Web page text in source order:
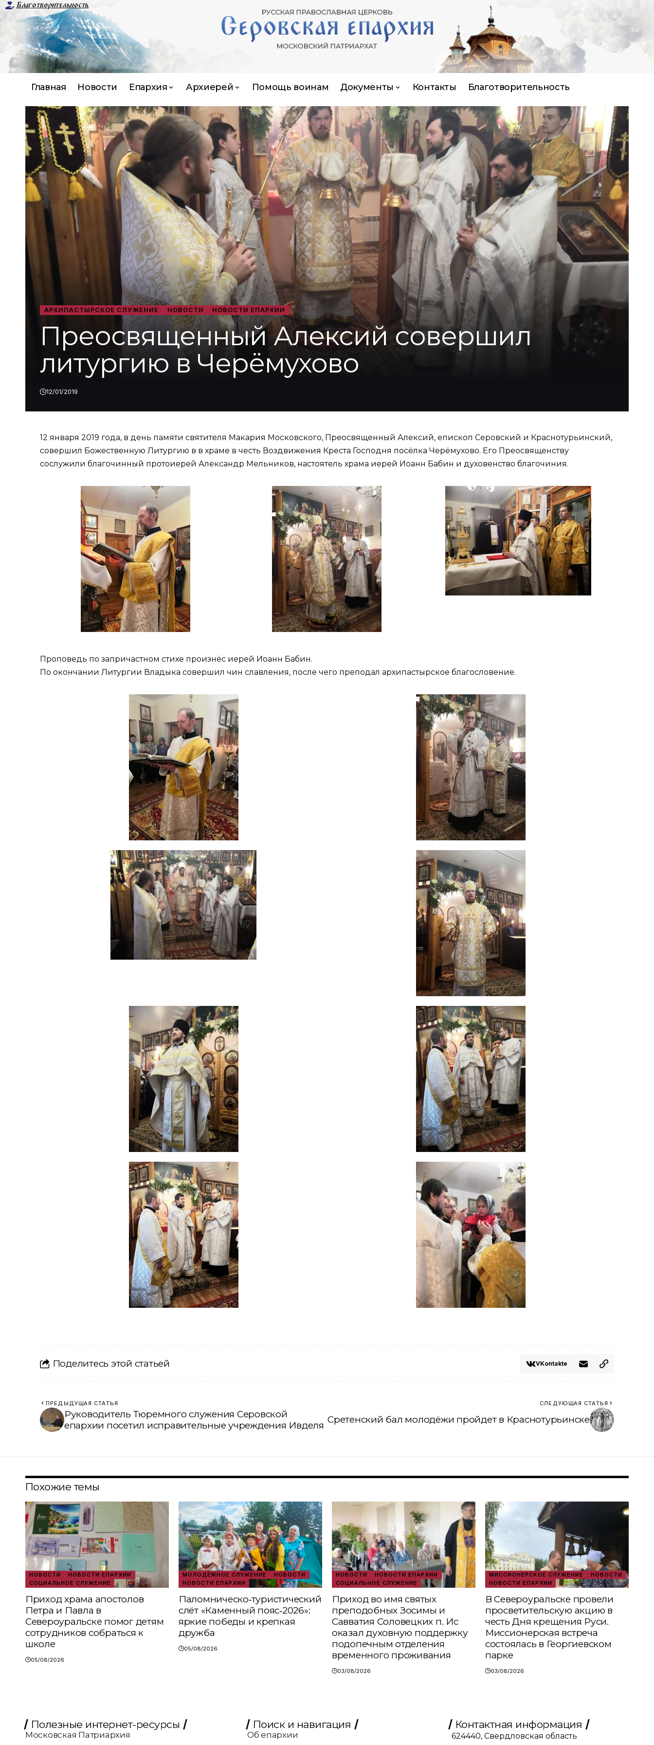
Благотворительность
Главная Новости Епархия Архиерей Помощь воинам Документы Контакты Благотворительность
АРХИПАСТЫРСКОЕ СЛУЖЕНИЕ НОВОСТИ НОВОСТИ ЕПАРХИИ
Преосвященный Алексий совершил
литургию в Черёмухово
12/01/2019
12 января 2019 года, в день памяти святителя Макария Московского, Преосвященный Алексий, епископ Серовский и Краснотурьинский,
совершил Божественную Литургию в в храме в честь Воздвижения Креста Господня посёлка Черёмухово. Его Преосвященству
сослужили благочинный протоиерей Александр Мельников, настоятель храма иерей Иоанн Бабин и духовенство благочиния.
Проповедь по запричастном стихе произнёс иерей Иоанн Бабин.
По окончании Литургии Владыка совершил чин славления, после чего преподал архипастырское благословение.
Поделитесь этой статьей VKontakte
ПРЕДЫДУЩАЯ СТАТЬЯ
Руководитель Тюремного служения Серовской
епархии посетил исправительные учреждения Ивделя
СЛЕДУЮЩАЯ СТАТЬЯ
Сретенский бал молодёжи пройдет в Краснотурьинске
Похожие темы
НОВОСТИ
НОВОСТИ ЕПАРХИИ
СОЦИАЛЬНОЕ СЛУЖЕНИЕ
Приход храма апостолов
Петра и Павла в
Североуральске помог детям
сотрудников собраться к
школе
05/08/2026
МОЛОДЁЖНОЕ СЛУЖЕНИЕ
НОВОСТИ
НОВОСТИ ЕПАРХИИ
Паломническо‑туристический
слёт «Каменный пояс‑2026»:
яркие победы и крепкая
дружба
05/08/2026
НОВОСТИ
НОВОСТИ ЕПАРХИИ
СОЦИАЛЬНОЕ СЛУЖЕНИЕ
Приход во имя святых
преподобных Зосимы и
Савватия Соловецких п. Ис
оказал духовную поддержку
подопечным отделения
временного проживания
03/08/2026
МИССИОНЕРСКОЕ СЛУЖЕНИЕ
НОВОСТИ
НОВОСТИ ЕПАРХИИ
В Североуральске провели
просветительскую акцию в
честь Дня крещения Руси.
Миссионерская встреча
состоялась в Георгиевском
парке
03/08/2026
Полезные интернет-ресурсы
Московская Патриархия
Поиск и навигация
Об епархии
Контактная информация
624440, Свердловская область